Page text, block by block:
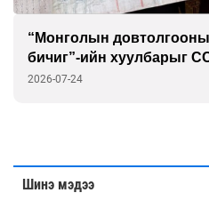
тухай хуйлмал
ССАЖЗ-ын сайдад
Шинэ мэдээ